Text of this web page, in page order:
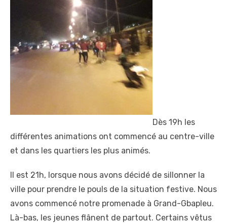
Dès 19h les
différentes animations ont commencé au centre-ville
et dans les quartiers les plus animés.
Il est 21h, lorsque nous avons décidé de sillonner la
ville pour prendre le pouls de la situation festive. Nous
avons commencé notre promenade à Grand-Gbapleu.
Là-bas, les jeunes flânent de partout. Certains vêtus